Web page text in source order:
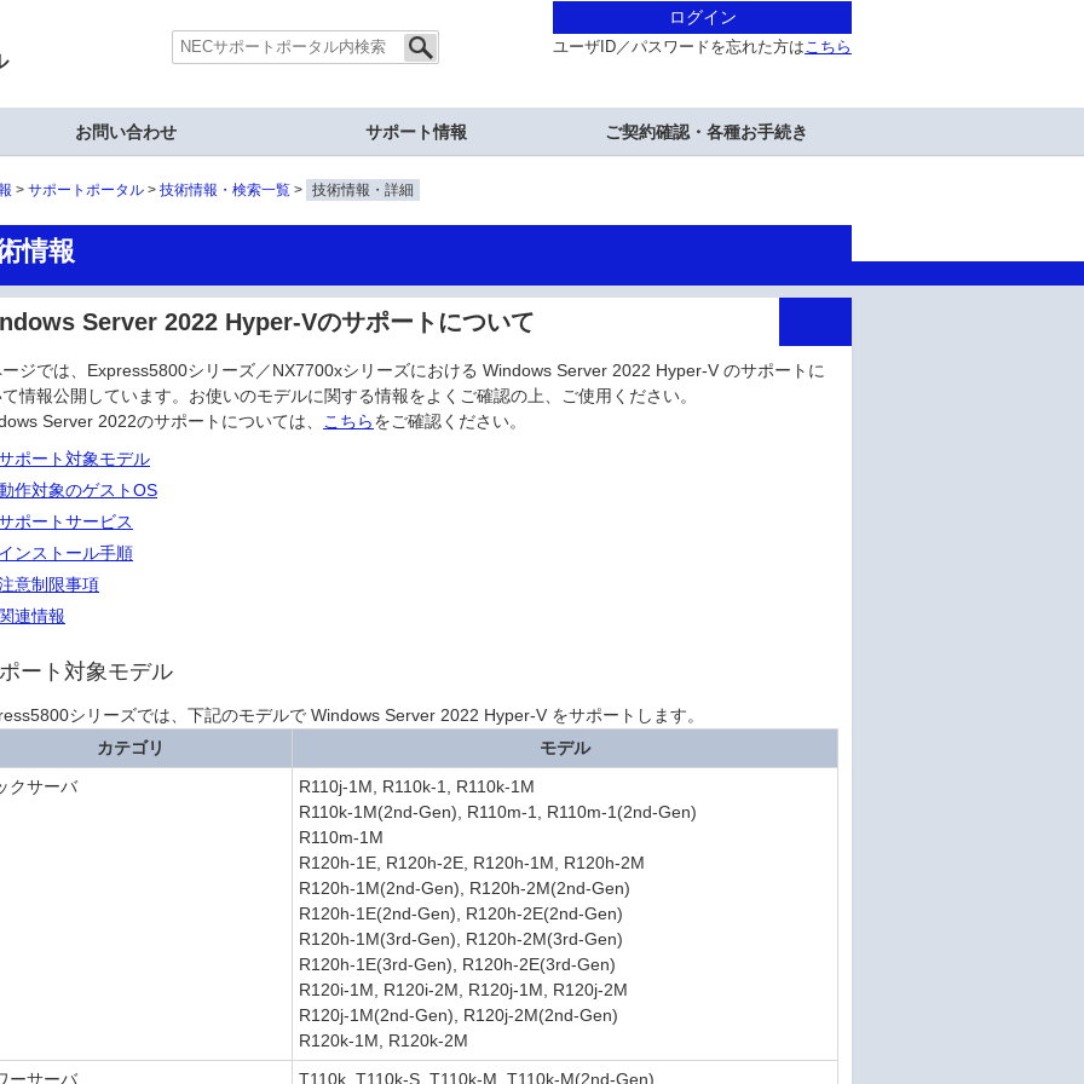
ログイン
ユーザID／パスワードを忘れた方はこちら
お問い合わせ サポート情報 ご契約確認・各種お手続き
サポートポータル 技術情報・検索一覧 技術情報・詳細
情報
Server 2022 Hyper-Vのサポートについて
ジでは、Express5800シリーズ／NX7700xシリーズにおける Windows Server 2022 Hyper-V のサポートに
情報公開しています。お使いのモデルに関する情報をよくご確認の上、ご使用ください。
Server 2022のサポートについては、
こちらをご確認ください。
ポート対象モデル
作対象のゲストOS
ポートサービス
インストール手順
意制限事項
関連情報
ート対象モデル
シリーズでは、下記のモデルで Windows Server 2022 Hyper-V をサポートします。
カテゴリ
モデル
クサーバ
R110j-1M, R110k-1, R110k-1M
R110k-1M(2nd-Gen), R110m-1, R110m-1(2nd-Gen)
R110m-1M
R120h-1E, R120h-2E, R120h-1M, R120h-2M
R120h-1M(2nd-Gen), R120h-2M(2nd-Gen)
R120h-1E(2nd-Gen), R120h-2E(2nd-Gen)
R120h-1M(3rd-Gen), R120h-2M(3rd-Gen)
R120h-1E(3rd-Gen), R120h-2E(3rd-Gen)
R120i-1M, R120i-2M, R120j-1M, R120j-2M
R120j-1M(2nd-Gen), R120j-2M(2nd-Gen)
R120k-1M, R120k-2M
ーサーバ
T110k, T110k-S, T110k-M, T110k-M(2nd-Gen)